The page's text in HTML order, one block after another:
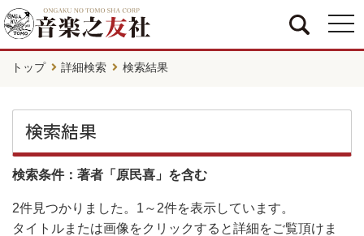
トップ 詳細検索 検索結果
検索結果
検索条件：著者「原民喜」を含む
2件見つかりました。 1～2件を表示しています。
タイトルまたは画像をクリックすると詳細をご覧頂けま